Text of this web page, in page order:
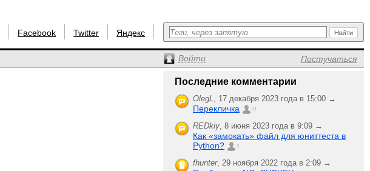
Facebook Twitter Яндекс
Войти Постучаться
Последние комментарии
OlegL, 17 декабря 2023 года в 15:00 →
Перекличка 21
REDkiy, 8 июня 2023 года в 9:09 →
Как «замокать» файл для юниттеста в
Python?
2
fhunter, 29 ноября 2022 года в 2:09 →